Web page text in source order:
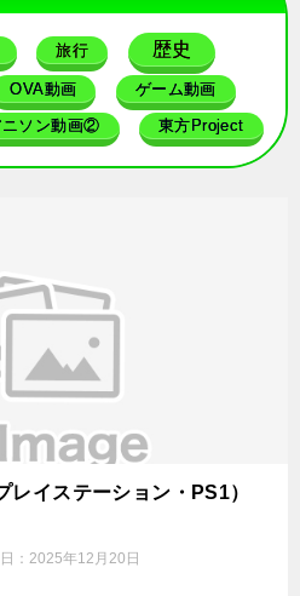
旅行 歴史
OVA動画 ゲーム動画
ニソン動画② 東方Project
レイステーション・PS1）
： 2025年12月20日